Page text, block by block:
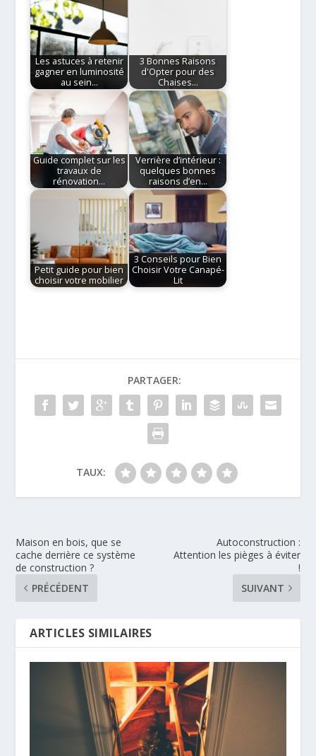
Les astuces à retenir
gagner en luminosité
au sein…
3 Bonnes Raisons
d'Opter pour des
Chaises…
Guide complet sur les
travaux de
rénovation…
Verrière d’intérieur :
quelques bonnes
raisons d’en…
Petit guide pour bien
choisir votre mobilier
3 Conseils pour Bien
Choisir Votre Canapé-
Lit
PARTAGER:
TAUX:
Maison en bois, que se
cache derrière ce système
de construction ?
PRÉCÉDENT
Autoconstruction :
Attention les pièges à éviter
!
SUIVANT
ARTICLES SIMILAIRES